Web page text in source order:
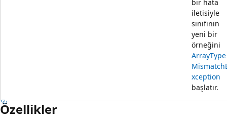
bir hata
iletisiyle
sınıfının
yeni bir
örneğini
ArrayType
xception
başlatır.
Özellikler